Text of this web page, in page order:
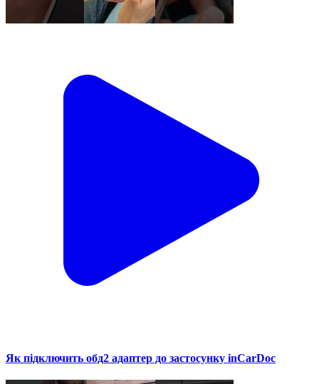
Як підключить обд2 адаптер до застосунку inCarDoc